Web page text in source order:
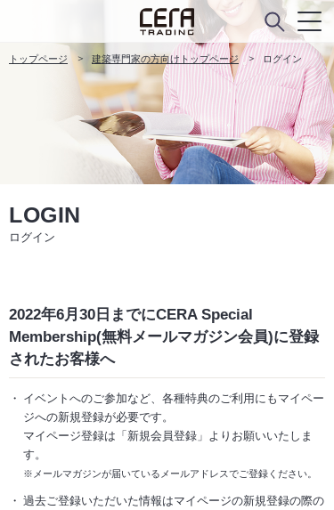
トップページ 建築専門家の方向けトップページ ログイン
LOGIN
ログイン
2022年6月30日までにCERA Special
Membership(無料メールマガジン会員)に登録
されたお客様へ
イベントへのご参加など、各種特典のご利用にもマイペー
ジへの新規登録が必要です。
マイページ登録は「新規会員登録」よりお願いいたしま
す。
※メールマガジンが届いているメールアドレスでご登録ください。
過去ご登録いただいた情報はマイページの新規登録の際の